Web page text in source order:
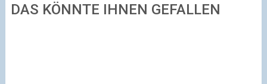
DAS KÖNNTE IHNEN GEFALLEN